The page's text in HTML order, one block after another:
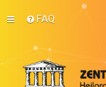
FAQ